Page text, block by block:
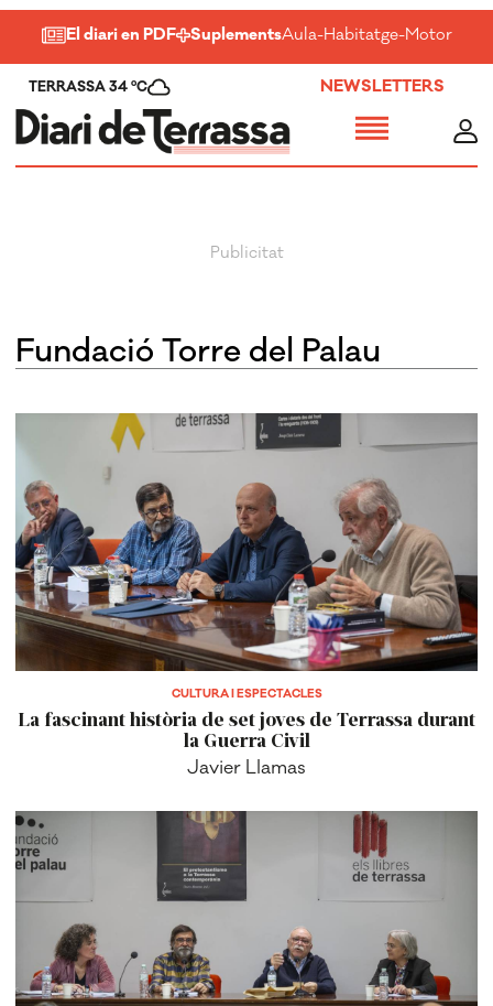
El diari en PDF SuplementsAula-Habitatge-Motor-
TERRASSA 34 ºC NEWSLETTERS
Fundació Torre del Palau
CULTURA I ESPECTACLES
La fascinant història de set joves de Terrassa durant
la Guerra Civil
Javier Llamas